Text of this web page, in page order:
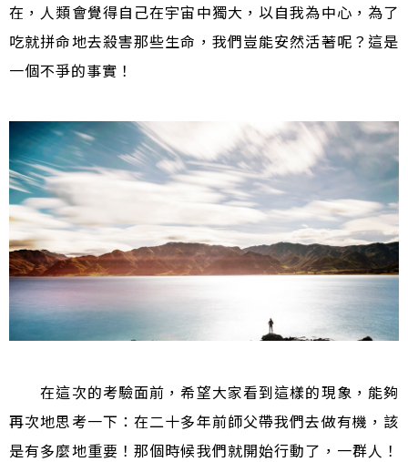
在，人類會覺得自己在宇宙中獨大，以自我為中心，為了
吃就拼命地去殺害那些生命，我們豈能安然活著呢？這是
一個不爭的事實！
在這次的考驗面前，希望大家看到這樣的現象，能夠
再次地思考一下：在二十多年前師父帶我們去做有機，該
是有多麼地重要！那個時候我們就開始行動了，一群人！